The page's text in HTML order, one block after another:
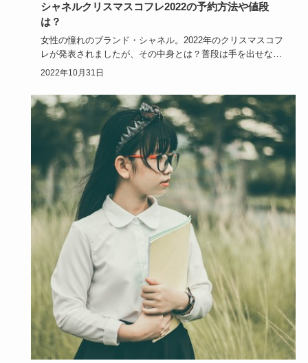
シャネルクリスマスコフレ2022の予約方法や値段
は？
女性の憧れのブランド・シャネル。2022年のクリスマスコフ
レが発表されましたが、その中身とは？普段は手を出せない
シャネルで…
2022年10月31日